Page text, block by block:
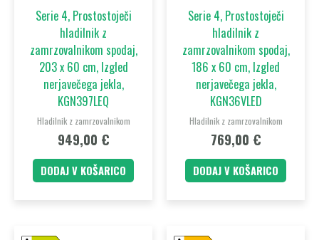
Serie 4, Prostostoječi
hladilnik z
zamrzovalnikom spodaj,
203 x 60 cm, Izgled
nerjavečega jekla,
KGN397LEQ
Hladilnik z zamrzovalnikom
949,00 €
DODAJ V KOŠARICO
Serie 4, Prostostoječi
hladilnik z
zamrzovalnikom spodaj,
186 x 60 cm, Izgled
nerjavečega jekla,
KGN36VLED
Hladilnik z zamrzovalnikom
769,00 €
DODAJ V KOŠARICO